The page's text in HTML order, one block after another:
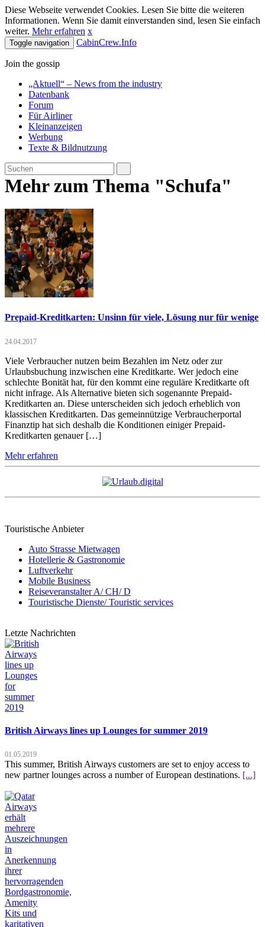
Diese Webseite verwendet Cookies. Lesen Sie bitte die weiteren
Informationen. Wenn Sie damit einverstanden sind, lesen Sie einfach
weiter. Mehr erfahren x
Toggle navigation CabinCrew.Info
Join the gossip
„Aktuell“ – News from the industry
Datenbank
Forum
Für Airliner
Kleinanzeigen
Werbung
Texte & Bildnutzung
Mehr zum Thema "Schufa"
Prepaid-Kreditkarten: Unsinn für viele, Lösung nur für wenige
24.04.2017
Viele Verbraucher nutzen beim Bezahlen im Netz oder zur
Urlaubsbuchung inzwischen eine Kreditkarte. Wer jedoch eine
schlechte Bonität hat, für den kommt eine reguläre Kreditkarte oft
nicht infrage. Als Alternative bieten sich sogenannte Prepaid-
Kreditkarten an. Diese unterscheiden sich jedoch erheblich von
klassischen Kreditkarten. Das gemeinnützige Verbraucherportal
Finanztip hat sich deshalb die Konditionen einiger Prepaid-
Kreditkarten genauer […]
Mehr erfahren
Touristische Anbieter
Auto Strasse Mietwagen
Hotellerie & Gastronomie
Luftverkehr
Mobile Business
Reiseveranstalter A/ CH/ D
Touristische Dienste/ Touristic services
Letzte Nachrichten
British Airways lines up Lounges for summer 2019
01.05.2019
This summer, British Airways customers are set to enjoy access to
new partner lounges across a number of European destinations. [...]